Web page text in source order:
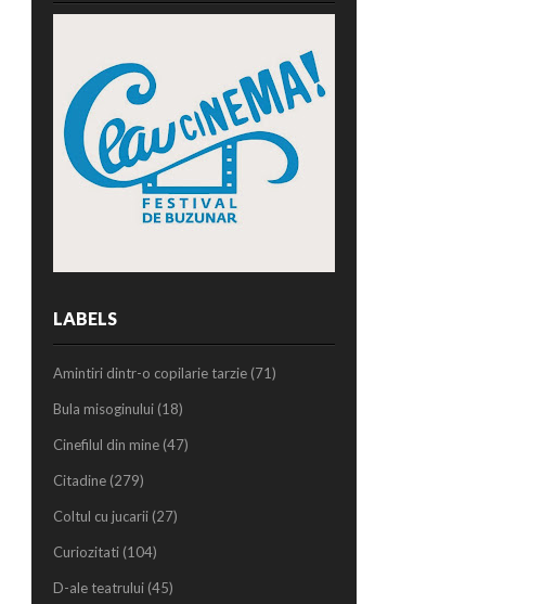
LABELS
Amintiri dintr-o copilarie tarzie (71)
Bula misoginului (18)
Cinefilul din mine (47)
Citadine (279)
Coltul cu jucarii (27)
Curiozitati (104)
D-ale teatrului (45)